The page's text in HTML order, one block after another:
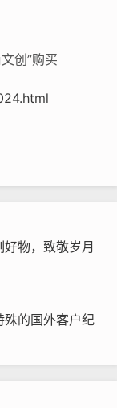
创”购买
物，致敬岁月
殊的国外客户纪